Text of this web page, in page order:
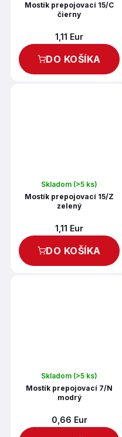
Mostík prepojovací 15/C
čierny
1,11 Eur
DO KOŠÍKA
Skladom (>5 ks)
Mostík prepojovací 15/Z
zelený
1,11 Eur
DO KOŠÍKA
Skladom (>5 ks)
Mostík prepojovací 7/N
modrý
0,66 Eur